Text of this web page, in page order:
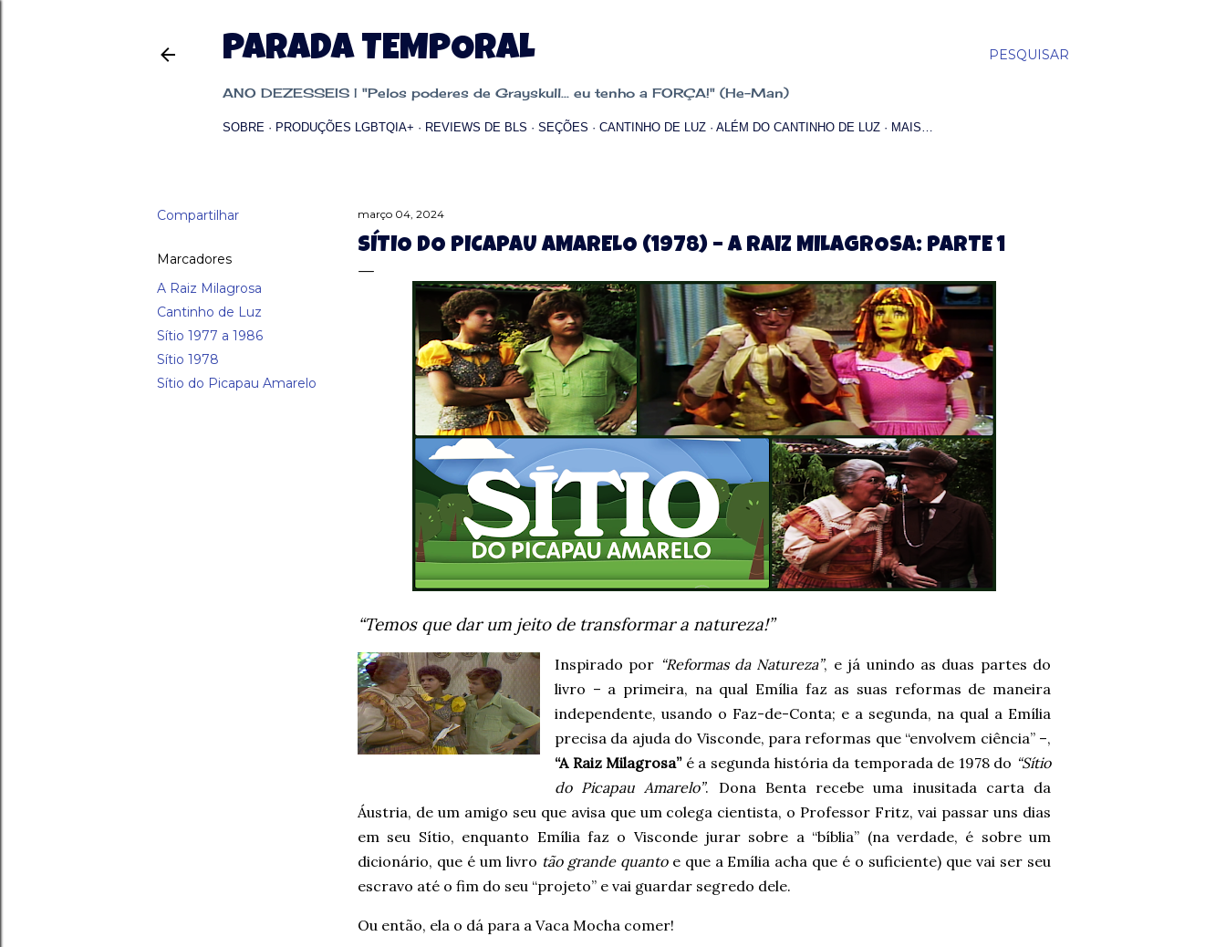
PESQUISAR
PARADA TEMPORAL
ANO DEZESSEIS | "Pelos poderes de Grayskull... eu tenho a FORÇA!" (He-Man)
SOBRE PRODUÇÕES LGBTQIA+ REVIEWS DE BLS SEÇÕES CANTINHO DE LUZ ALÉM DO CANTINHO DE LUZ MAIS…
Compartilhar
Marcadores
A Raiz Milagrosa
Cantinho de Luz
Sítio 1977 a 1986
Sítio 1978
Sítio do Picapau Amarelo
março 04, 2024
SÍTIO DO PICAPAU AMARELO (1978) – A RAIZ MILAGROSA: PARTE 1
“Temos que dar um jeito de transformar a natureza!”
Inspirado por “Reformas da Natureza”, e já unindo as duas partes do
livro – a primeira, na qual Emília faz as suas reformas de maneira
independente, usando o Faz-de-Conta; e a segunda, na qual a Emília
precisa da ajuda do Visconde, para reformas que “envolvem ciência” –,
“A Raiz Milagrosa”é a segunda história da temporada de 1978 do “Sítio
do Picapau Amarelo”. Dona Benta recebe uma inusitada carta da
Áustria, de um amigo seu que avisa que um colega cientista, o Professor Fritz, vai passar uns dias
em seu Sítio, enquanto Emília faz o Visconde jurar sobre a “bíblia” (na verdade, é sobre um
dicionário, que é um livro tão grande quantoe que a Emília acha que é o suficiente) que vai ser seu
escravo até o fim do seu “projeto” e vai guardar segredo dele.
Ou então, ela o dá para a Vaca Mocha comer!